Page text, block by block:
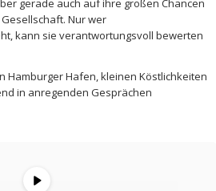
gerade auch auf ihre großen Chancen
Nur wer
kann sie verantwortungsvoll bewerten
Hamburger Hafen, kleinen Köstlichkeiten
in anregenden Gesprächen